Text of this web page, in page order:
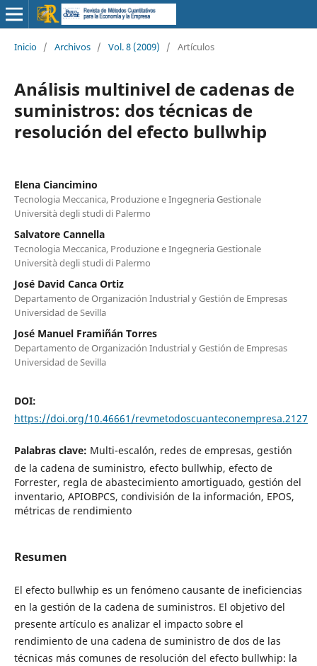
Inicio / Archivos / Vol. 8 (2009) / Artículos
Análisis multinivel de cadenas de
suministros: dos técnicas de
resolución del efecto bullwhip
Elena Ciancimino
Tecnologia Meccanica, Produzione e Ingegneria Gestionale
Università degli studi di Palermo
Salvatore Cannella
Tecnologia Meccanica, Produzione e Ingegneria Gestionale
Università degli studi di Palermo
José David Canca Ortiz
Departamento de Organización Industrial y Gestión de Empresas
Universidad de Sevilla
José Manuel Framiñán Torres
Departamento de Organización Industrial y Gestión de Empresas
Universidad de Sevilla
DOI:
https://doi.org/10.46661/revmetodoscuanteconempresa.2127
Palabras clave: Multi-escalón, redes de empresas, gestión
de la cadena de suministro, efecto bullwhip, efecto de
Forrester, regla de abastecimiento amortiguado, gestión del
inventario, APIOBPCS, condivisión de la información, EPOS,
métricas de rendimiento
Resumen
El efecto bullwhip es un fenómeno causante de ineficiencias
en la gestión de la cadena de suministros. El objetivo del
presente artículo es analizar el impacto sobre el
rendimiento de una cadena de suministro de dos de las
técnicas más comunes de resolución del efecto bullwhip: la